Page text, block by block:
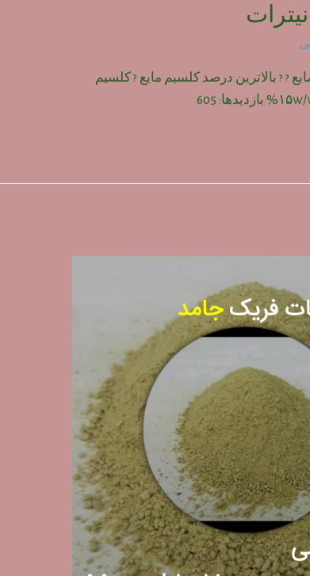
? ? بالاترین درصد کلسیم مایع ? کلسیم